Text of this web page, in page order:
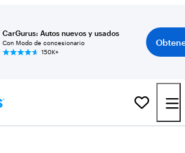
CarGurus: Autos nuevos y usados
Con Modo de concesionario
150K+